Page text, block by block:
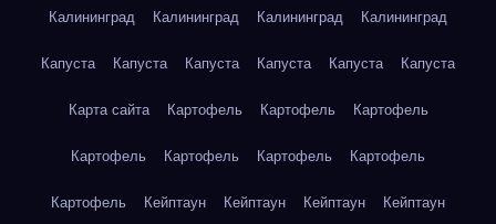
Калининград Калининград Калининград Калининград
Капуста Капуста Капуста Капуста Капуста Капуста
Карта сайта Картофель Картофель Картофель
Картофель Картофель Картофель Картофель
Картофель Кейптаун Кейптаун Кейптаун Кейптаун